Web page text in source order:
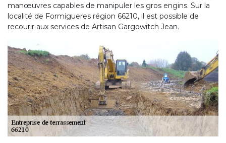
manœuvres capables de manipuler les gros engins. Sur la
localité de Formigueres région 66210, il est possible de
recourir aux services de Artisan Gargowitch Jean.